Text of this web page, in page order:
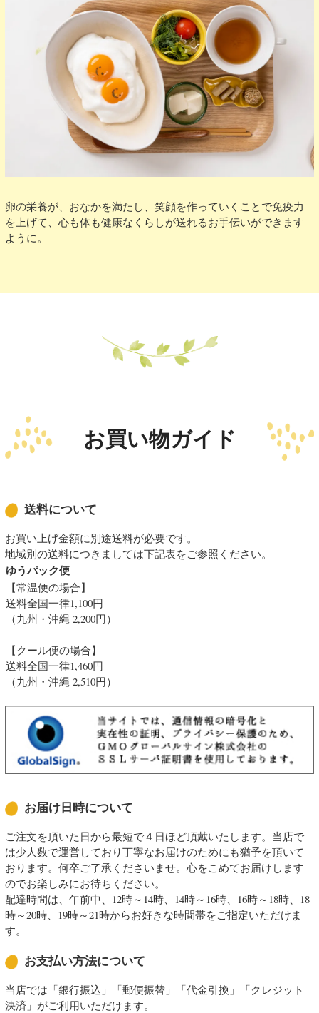
卵の栄養が、おなかを満たし、笑顔を作っていくことで免疫力
を上げて、心も体も健康なくらしが送れるお手伝いができます
ように。
お買い物ガイド
送料について
お買い上げ金額に別途送料が必要です。
地域別の送料につきましては下記表をご参照ください。
ゆうパック便
【常温便の場合】
送料全国一律1,100円
（九州・沖縄 2,200円）
【クール便の場合】
送料全国一律1,460円
（九州・沖縄 2,510円）
お届け日時について
ご注文を頂いた日から最短で４日ほど頂戴いたします。当店で
は少人数で運営しており丁寧なお届けのためにも猶予を頂いて
おります。何卒ご了承くださいませ。心をこめてお届けします
のでお楽しみにお待ちください。
配達時間は、午前中、12時～14時、14時～16時、16時～18時、18
時～20時、19時～21時からお好きな時間帯をご指定いただけま
す。
お支払い方法について
当店では「銀行振込」「郵便振替」「代金引換」「クレジット
決済」がご利用いただけます。